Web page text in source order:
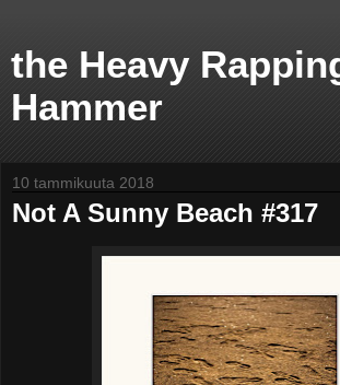
the Heavy
Hammer
10 tammikuuta 2018
Not A Sunny Beach #317